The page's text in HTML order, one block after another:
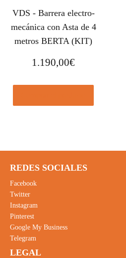
VDS - Barrera electro-
mecánica con Asta de 4
metros BERTA (KIT)
1.190,00€
REDES SOCIALES
Facebook
Twitter
Instagram
Pinterest
Google My Business
Telegram
LEGAL